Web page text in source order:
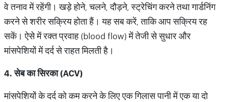
वे तनाव में रहेंगी। खड़े होने, चलने, दौड़ने, स्ट्रेचिंग करने तथा गार्डनिंग
करने से शरीर सक्रिय होता हैं। यह सब करें, ताकि आप सक्रिय रह
सकें। ऐसे में रक्त प्रवाह (blood flow) में तेजी से सुधार और
मांसपेशियों में दर्द से राहत मिलती है।
4.सेब का सिरका (ACV)
मांसपेशियों के दर्द को कम करने के लिए एक गिलास पानी में एक या दो